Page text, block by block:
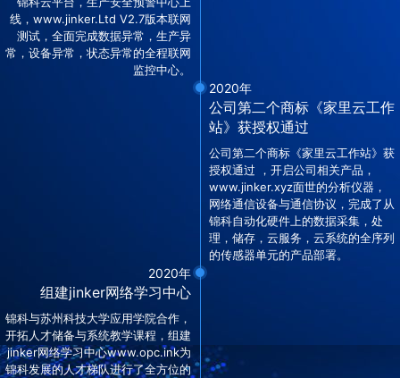
线，www.jinker.Ltd V2.7版本联网
测试，全面完成数据异常，生产异
常，设备异常，状态异常的全程联网
监控中心。
2020年
公司第二个商标《家里云工作
站》获授权通过
公司第二个商标《家里云工作站》获
授权通过 ，开启公司相关产品，
www.jinker.xyz面世的分析仪器，
网络通信设备与通信协议，完成了从
锦科自动化硬件上的数据采集，处
理，储存，云服务，云系统的全序列
的传感器单元的产品部署。
2020年
组建jinker网络学习中心
锦科与苏州科技大学应用学院合作，
开拓人才储备与系统教学课程，组建
jinker网络学习中心www.opc.ink为
锦科发展的人才梯队进行了全方位的